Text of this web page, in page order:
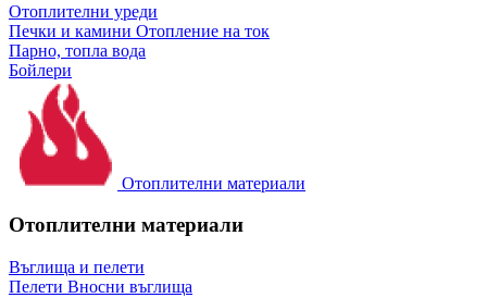
Отоплителни уреди
Печки и камини Отопление на ток
Парно, топла вода
Бойлери
Отоплителни материали
Отоплителни материали
Въглища и пелети
Пелети Вносни въглища